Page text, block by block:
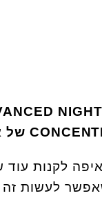
של
איפה לקנות
לעשות זה